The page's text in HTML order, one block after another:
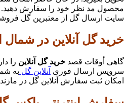
محصول مد نظر خود را سفارش دهید.
سایت ارسال گل از معتبرین گل
خرید گل آنلاین در شمال
گاهی أوقات قصد خرید گل آنلاین را
سرویس ارسال فوری آنلاین گل به شما این
امکان ثبت سفارش آنلاین گل در